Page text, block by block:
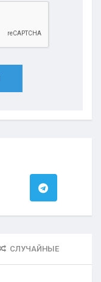
СЛУЧАЙНЫЕ